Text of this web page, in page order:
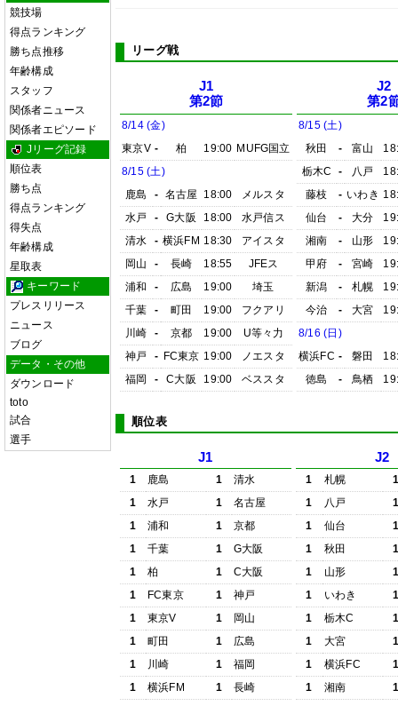
競技場
得点ランキング
勝ち点推移
年齢構成
スタッフ
関係者ニュース
関係者エピソード
Jリーグ記録
順位表
勝ち点
得点ランキング
得失点
年齢構成
星取表
キーワード
プレスリリース
ニュース
ブログ
データ・その他
ダウンロード
toto
試合
選手
リーグ戦
J1
第2節
8/14 (金)
東京V - 柏 19:00 MUFG国立
8/15 (土)
鹿島
- 名古屋 18:00
メルスタ
水戸
- G大阪 18:00
水戸信ス
清水
- 横浜FM 18:30
アイスタ
岡山
- 長崎 18:55
JFEス
浦和
- 広島 19:00
埼玉
千葉
- 町田 19:00
フクアリ
川崎
- 京都 19:00
U等々力
神戸
- FC東京 19:00
ノエスタ
福岡
- C大阪 19:00 ベススタ
J2
第2
8/15 (土)
秋田
- 富山
栃木C
- 八戸
藤枝
- いわき
仙台
- 大分
湘南
- 山形
甲府
- 宮崎
新潟
- 札幌
今治
- 大宮
8/16 (日)
横浜FC - 磐田
徳島
- 鳥栖
順位表
J1
1 鹿島 1
清水
1
水戸 1
名古屋
1
浦和 1
京都
1
千葉 1
G大阪
1
柏 1
C大阪
1
FC東京 1
神戸
1
東京V 1
岡山
1
町田 1
広島
1
川崎 1
福岡
1
横浜FM 1 長崎
J2
1 札幌
1
八戸
1
仙台
1
秋田
1
山形
1
いわき
1
栃木C
1
大宮
1
横浜FC
1
湘南